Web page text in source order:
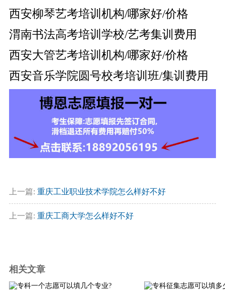
西安柳琴艺考培训机构/哪家好/价格
渭南书法高考培训学校/艺考集训费用
西安大管艺考培训机构/哪家好/价格
西安音乐学院圆号校考培训班/集训费用
上一篇: 重庆工业职业技术学院怎么样好不好
上一篇: 重庆工商大学怎么样好不好
相关文章